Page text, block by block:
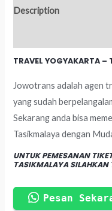
Description
TRAVEL YOGYAKARTA –
Jowotrans adalah agen
yang sudah
Sekarang anda bisa
Tasikmalaya dengan
UNTUK PEMESANAN
TASIKMALAYA
Pesan